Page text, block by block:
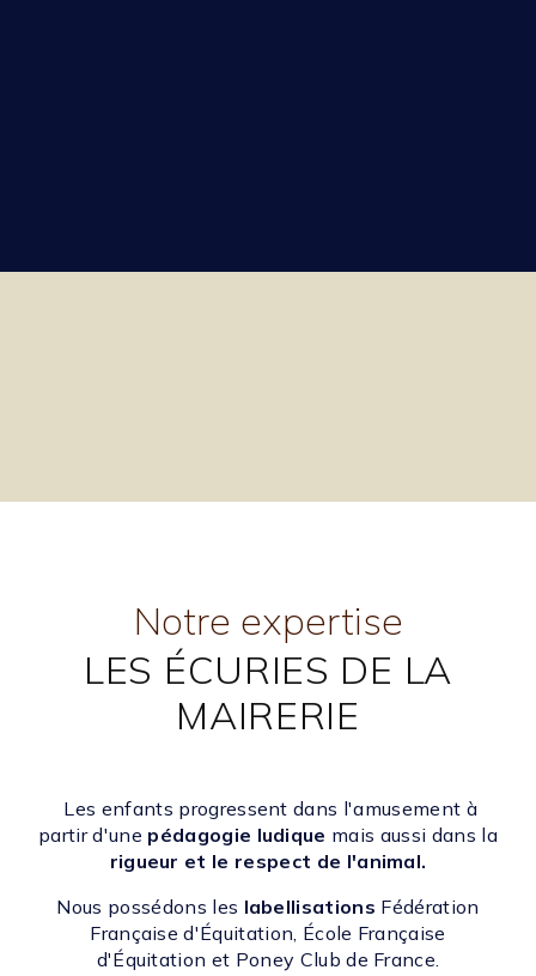
Notre expertise
LES ÉCURIES DE LA
MAIRERIE
Les enfants progressent dans l'amusement à
partir d'une pédagogie ludique mais aussi dans la
rigueur et le respect de l'animal.
Nous possédons les labellisations Fédération
Française d'Équitation, École Française
d'Équitation et Poney Club de France.